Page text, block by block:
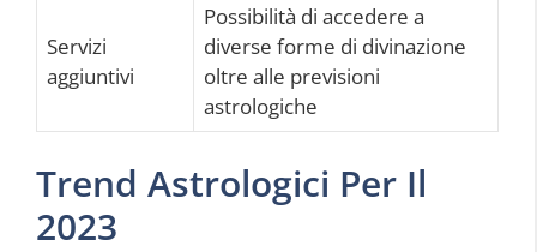
Servizi
aggiuntivi
Possibilità di accedere a
diverse forme di divinazione
oltre alle previsioni
astrologiche
Trend Astrologici Per Il
2023